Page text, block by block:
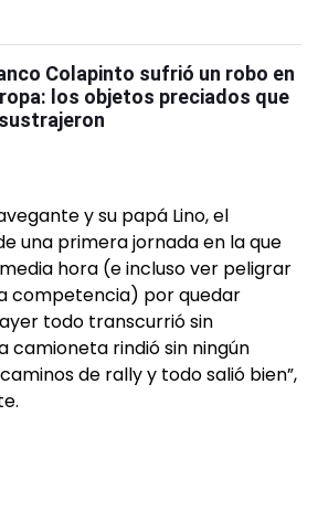
Colapinto sufrió un robo en
los objetos preciados que
sustrajeron
y su papá Lino, el
una primera jornada en la que
hora (e incluso ver peligrar
competencia) por quedar
todo transcurrió sin
camioneta rindió sin ningún
de rally y todo salió bien”,